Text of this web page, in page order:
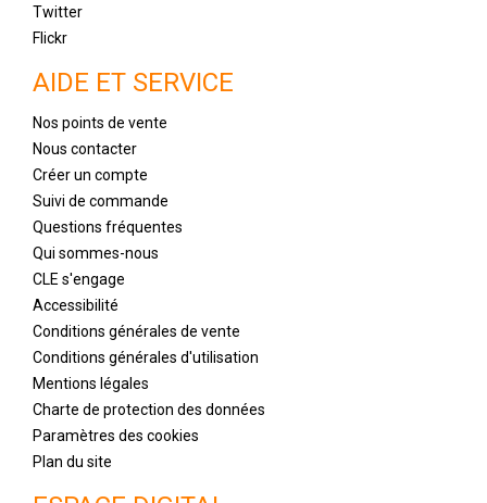
Twitter
Flickr
AIDE ET SERVICE
Nos points de vente
Nous contacter
Créer un compte
Suivi de commande
Questions fréquentes
Qui sommes-nous
CLE s'engage
Accessibilité
Conditions générales de vente
Conditions générales d'utilisation
Mentions légales
Charte de protection des données
Paramètres des cookies
Plan du site